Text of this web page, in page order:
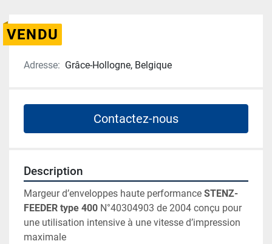
VENDU
Adresse: Grâce-Hollogne, Belgique
Contactez-nous
Description
Margeur d’enveloppes haute performance STENZ-
FEEDER type 400 N°40304903 de 2004 conçu pour
une utilisation intensive à une vitesse d’impression
maximale